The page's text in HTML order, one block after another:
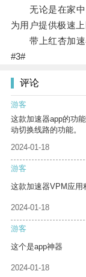
无论是在家中
为用户提供极速上
带上红杏加速
#3#
评论
游客
这款加速器app的功
动切换线路的功能。
2024-01-18
游客
这款加速器VPM应用
2024-01-18
游客
这个是app神器
2024-01-18